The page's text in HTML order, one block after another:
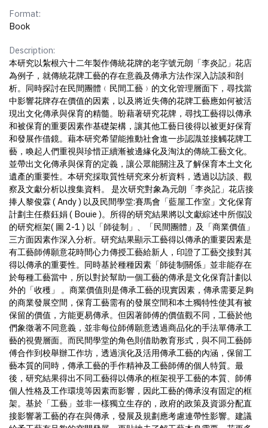
Format:
Book
Description:
本研究以紮根六十二年製作傳統花牌的老字號元朗「李炎記」花店
為例子，就傳統花牌工藝的存在意義及傳承方法作深入訪談和剖
析。同時探討在民間團體﹙民間工藝﹚的文化管理層面下，尋找當
中影響花牌存在價值的因素，以及將近失傳的花牌工藝應如何被活
現出文化傳承與保育的精髓。盼藉著研究花牌，尋找工藝得以傳承
和被保育的重要因素作基礎架構，讓其他工藝日後得以被更好保育
和發展作借鏡。藉本研究希望能推動社會進一步認識並接觸花牌工
藝，喚起人們重視與珍惜正續漸被邊緣化及淘汰的傳統工藝文化。
並帶出文化傳承與保育的定義，讓公眾能關注及了解保育本土文化
遺產的重要性。本研究採取質性研究來分析資料，透過以訪談、觀
察及文獻分析以搜集資料。 是次研究對象為元朗「李炎記」花店接
捧人黎俊霖 ( Andy ) 以及民間學堂:賽馬會「藍屋工作室」文化保育
計劃主任蔡鈺娟 ( Bouie )。所得的研究結果將以文獻綜述中所假設
的研究框架( 圖 2-1 ) 以「師徒制」、「民間團體」及「商業價值」
三方面因素作深入分析。研究結果顯示工藝得以傳承的重要因素是
有工藝師傅願意花時間心力傳授工藝給新人，印證了工藝交接對其
得以傳承的重要性。同時基於種種因素「師徒制關係」並非能存在
於每種工藝當中，所以對於幫助一個工藝的傳承是文化保育計劃以
外的「收穫」 。商業價值則是傳承工藝的現實因素，傳承需要足夠
的商業發展空間，保育工藝需有的發展空間和本土獨特性使其有被
保留的價值，方能更易傳承。但因著師傅的價值觀不同，工藝於他
們象徵著不同意義，並非每位師傅願意透過商品化的手法單傳承工
藝的視覺層面。而民間學堂的角色則借助教育形式，與不同工藝師
傅合作到校舉辦工作坊，透過演化及活用傳承工藝的內涵，保留工
藝本質的同時，傳承工藝的手作精神及工藝師傅的個人特質。最
後，研究結果得出不同工藝得以傳承的框架視乎工藝的本質、師傅
個人性格及工作環境等因素而影響，因此工藝的傳承沒有固定的框
架。基於「工藝」並非一樣獨立生存的，政府的政策及資源分配直
接影響著工藝的存在與傳承，發展及規劃應考慮連帶性影響。建議